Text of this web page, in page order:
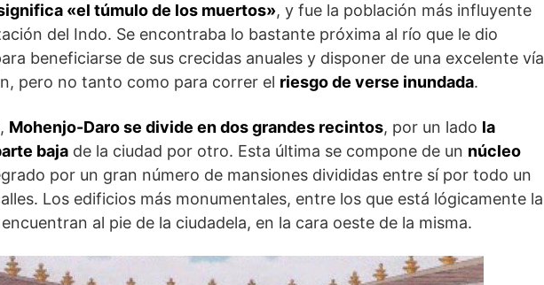
«el túmulo de los muertos», y fue la población más influyente
del Indo. Se encontraba lo bastante próxima al río que le dio
beneficiarse de sus crecidas anuales y disponer de una excelente vía
pero no tanto como para correr el riesgo de verse inundada.
Mohenjo-Daro se divide en dos grandes recintos, por un lado la
baja de la ciudad por otro. Esta última se compone de un núcleo
por un gran número de mansiones divididas entre sí por todo un
Los edificios más monumentales, entre los que está lógicamente la
encuentran al pie de la ciudadela, en la cara oeste de la misma.